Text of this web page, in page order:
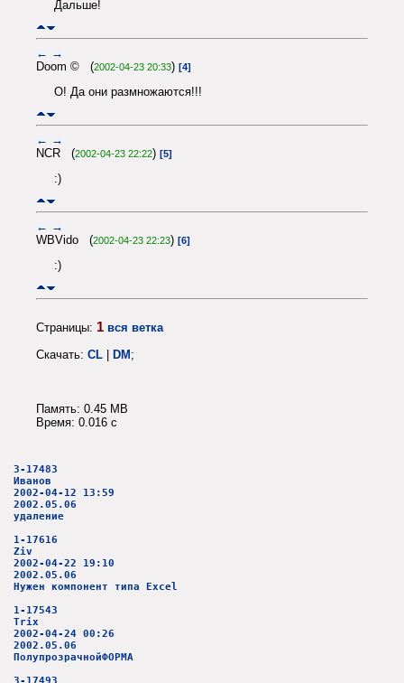
Дальше!
← →
Doom © (2002-04-23 20:33) [4]
О! Да они размножаются!!!
← →
NCR (2002-04-23 22:22) [5]
:)
← →
WBVido (2002-04-23 22:23) [6]
:)
Страницы: 1 вся ветка
Скачать: CL | DM;
Память: 0.45 MB
Время: 0.016 c
3-17483
Иванов
2002-04-12 13:59
2002.05.06
удаление
1-17616
Ziv
2002-04-22 19:10
2002.05.06
Нужен компонент типа Excel
1-17543
Trix
2002-04-24 00:26
2002.05.06
ПолупрозрачнойФОРМА